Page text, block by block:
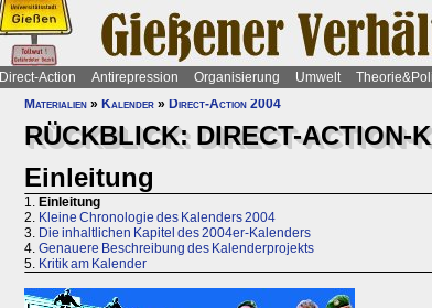
Direct-Action Antirepression Organisierung Umwelt
Materialien » Kalender » Direct-Action 2004
RÜCKBLICK: DIRECT-ACTION-
Einleitung
1. Einleitung
2. Kleine Chronologie des Kalenders 2004
3. Die inhaltlichen Kapitel des 2004er-Kalenders
4. Genauere Beschreibung des Kalenderprojekts
5. Kritik am Kalender